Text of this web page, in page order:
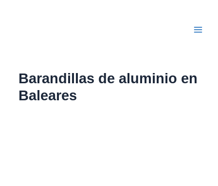
Barandillas de aluminio en
Baleares